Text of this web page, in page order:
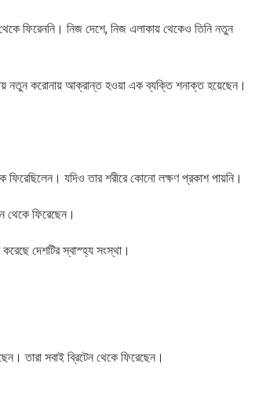
ফিরেননি। নিজ দেশে, নিজ এলাকায় থেকেও তিনি নতুন
নতুন করোনায় আক্রান্ত হওয়া এক ব্যক্তি শনাক্ত হয়েছেন।
যদিও তার শরীরে কোনো লক্ষণ প্রকাশ পায়নি।
থেকে ফিরেছেন।
দেশটির স্বাস্হ্য সংস্থা।
তারা সবাই ব্রিটেন থেকে ফিরেছেন।